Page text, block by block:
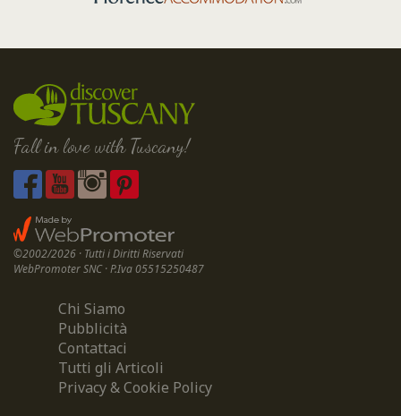
Fall in love with Tuscany!
©2002/2026 · Tutti i Diritti Riservati
WebPromoter SNC · P.Iva 05515250487
Chi Siamo
Pubblicità
Contattaci
Tutti gli Articoli
Privacy & Cookie Policy